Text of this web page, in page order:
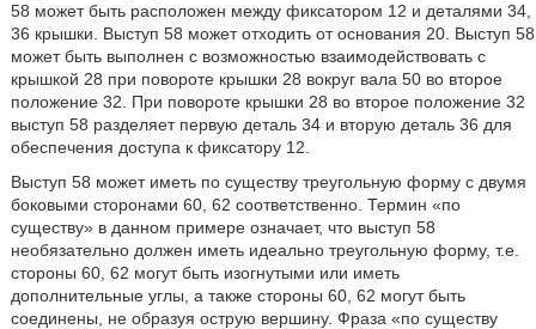
58 может быть расположен между фиксатором 12 и деталями 34,
36 крышки. Выступ 58 может отходить от основания 20. Выступ 58
может быть выполнен с возможностью взаимодействовать с
крышкой 28 при повороте крышки 28 вокруг вала 50 во второе
положение 32. При повороте крышки 28 во второе положение 32
выступ 58 разделяет первую деталь 34 и вторую деталь 36 для
обеспечения доступа к фиксатору 12.
Выступ 58 может иметь по существу треугольную форму с двумя
боковыми сторонами 60, 62 соответственно. Термин «по
существу» в данном примере означает, что выступ 58
необязательно должен иметь идеально треугольную форму, т.е.
стороны 60, 62 могут быть изогнутыми или иметь
дополнительные углы, а также стороны 60, 62 могут быть
соединены, не образуя острую вершину. Фраза «по существу